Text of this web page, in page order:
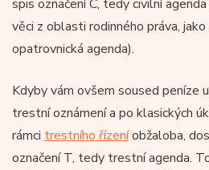
spis označení C, tedy civilní
věci z oblasti rodinného práva, jako
opatrovnická agenda).
Kdyby vám ovšem soused peníze
trestní oznámení a po klasických
rámci trestního řízeníobžaloba,
označení T, tedy trestní agenda.